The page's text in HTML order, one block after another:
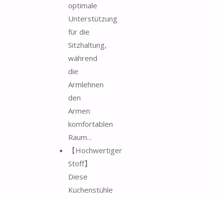
optimale
Unterstützung
für die
Sitzhaltung,
während
die
Armlehnen
den
Armen
komfortablen
Raum...
【Hochwertiger
Stoff】
Diese
Küchenstühle